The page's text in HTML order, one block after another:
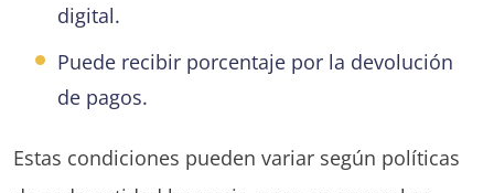
digital.
Puede recibir porcentaje por la devolución
de pagos.
Estas condiciones pueden variar según políticas